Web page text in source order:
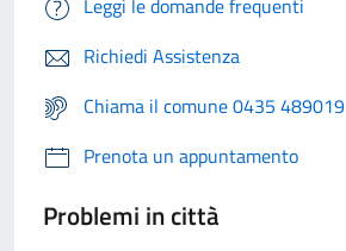
Leggi le domande frequenti
Richiedi Assistenza
Chiama il comune 0435 489019
Prenota un appuntamento
Problemi in città